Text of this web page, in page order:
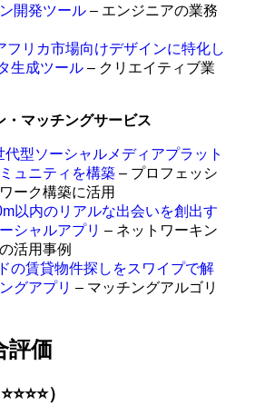
開発ツール – エンジニアの業務
フリカ市場向けデザインに特化し
生成ツール – クリエイティブ業
・マッチングサービス
代型ソーシャルメディアプラット
ュニティを構築 – プロフェッシ
ーク構築に活用
以内のリアルな出会いを創出す
シャルアプリ – ネットワーキン
活用事例
の賃貸物件探しをスワイプで解
グアプリ – マッチングアルゴリ
評価
）